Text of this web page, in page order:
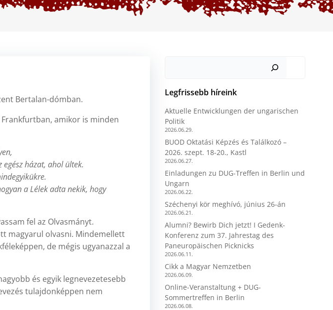
Bertalan-dómban.
amikor is minden
házat, ahol ültek.
a Lélek adta nekik, hogy
fel az Olvasmányt.
magyarul olvasni. Mindemellett
de mégis ugyanazzal a
és egyik legnevezetesebb
tulajdonképpen nem
Legfrissebb híreink
Aktuelle Entwicklungen der ungarischen
Politik
2026.06.29.
BUOD Oktatási Képzés és Találkozó –
2026. szept. 18-20., Kastl
2026.06.27.
Einladungen zu DUG-Treffen in Berlin und
Ungarn
2026.06.22.
Széchenyi kör meghívó, június 26-án
2026.06.21.
Alumni? Bewirb Dich jetzt! I Gedenk-
Konferenz zum 37. Jahrestag des
Paneuropäischen Picknicks
2026.06.11.
Cikk a Magyar Nemzetben
2026.06.09.
Online-Veranstaltung + DUG-
Sommertreffen in Berlin
2026.06.08.